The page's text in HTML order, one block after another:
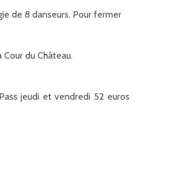
de 8 danseurs. Pour fermer
du Château.
jeudi et vendredi 52 euros